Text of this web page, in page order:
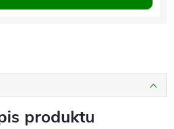
produktu